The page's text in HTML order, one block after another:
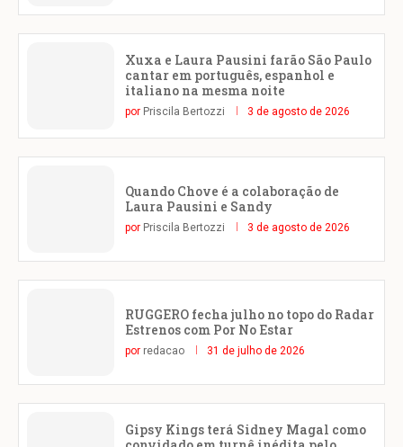
Xuxa e Laura Pausini farão São Paulo
cantar em português, espanhol e
italiano na mesma noite
por Priscila Bertozzi 3 de agosto de 2026
Quando Chove é a colaboração de
Laura Pausini e Sandy
por Priscila Bertozzi 3 de agosto de 2026
RUGGERO fecha julho no topo do Radar
Estrenos com Por No Estar
por redacao 31 de julho de 2026
Gipsy Kings terá Sidney Magal como